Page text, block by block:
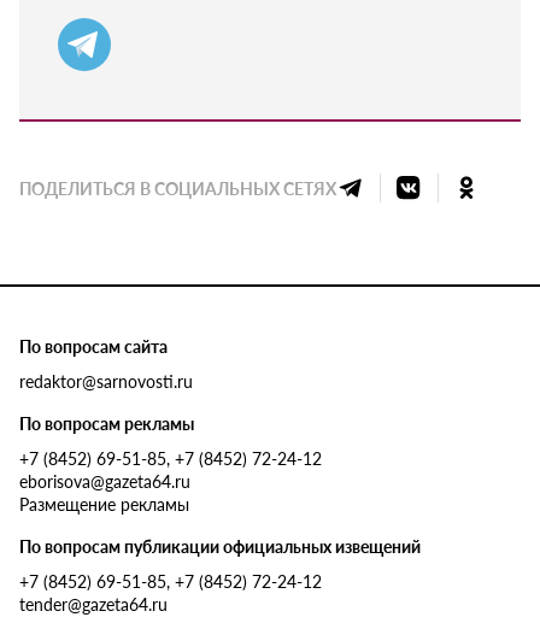
ПОДЕЛИТЬСЯ В СОЦИАЛЬНЫХ СЕТЯХ
По вопросам сайта
redaktor@sarnovosti.ru
По вопросам рекламы
+7 (8452) 69-51-85, +7 (8452) 72-24-12
eborisova@gazeta64.ru
Размещение рекламы
По вопросам публикации официальных извещений
+7 (8452) 69-51-85, +7 (8452) 72-24-12
tender@gazeta64.ru